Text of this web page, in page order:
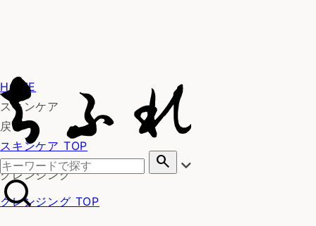
search
HOME
スキンケア
戻る
スキンケア TOP
クレンジング
クレンジング TOP